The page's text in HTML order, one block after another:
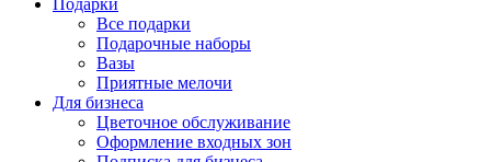
Подарки
Все подарки
Подарочные наборы
Вазы
Приятные мелочи
Для бизнеса
Цветочное обслуживание
Оформление входных зон